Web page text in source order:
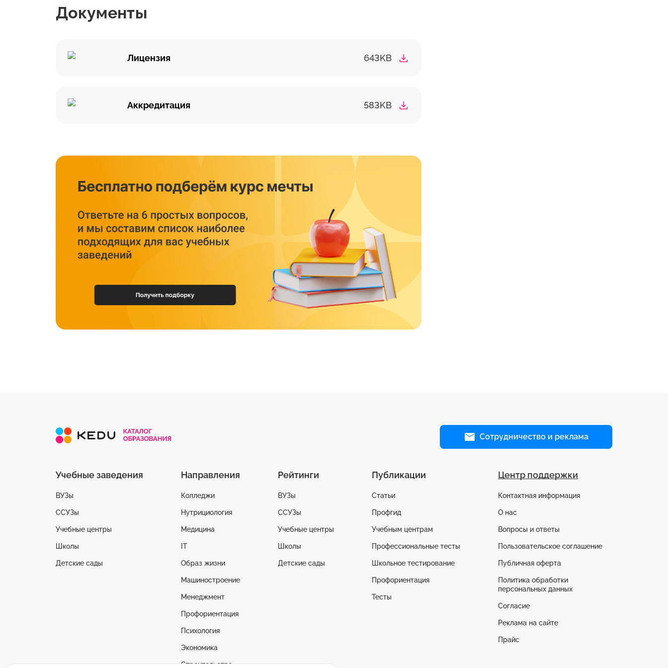
Документы
Лицензия 643KB
Аккредитация 583KB
Сотрудничество и реклама
Учебные заведения
ВУЗы
ССУЗы
Учебные центры
Школы
Детские сады
Направления
Колледжи
Нутрициология
Медицина
IT
Образ жизни
Машиностроение
Менеджмент
Профориентация
Психология
Экономика
Строительство
Рейтинги
ВУЗы
ССУЗы
Учебные центры
Школы
Детские сады
Публикации
Статьи
Профгид
Учебным центрам
Профессиональные тесты
Школьное тестирование
Профориентация
Тесты
Центр поддержки
Контактная информация
О нас
Вопросы и ответы
Пользовательское соглашение
Публичная оферта
Политика обработки
персональных данных
Согласие
Реклама на сайте
Прайс